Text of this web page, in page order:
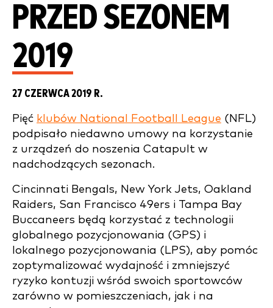
PRZED SEZONEM
2019
27 CZERWCA 2019 R.
Pięć klubów National Football League (NFL)
podpisało niedawno umowy na korzystanie
z urządzeń do noszenia Catapult w
nadchodzących sezonach.
Cincinnati Bengals, New York Jets, Oakland
Raiders, San Francisco 49ers i Tampa Bay
Buccaneers będą korzystać z technologii
globalnego pozycjonowania (GPS) i
lokalnego pozycjonowania (LPS), aby pomóc
zoptymalizować wydajność i zmniejszyć
ryzyko kontuzji wśród swoich sportowców
zarówno w pomieszczeniach, jak i na